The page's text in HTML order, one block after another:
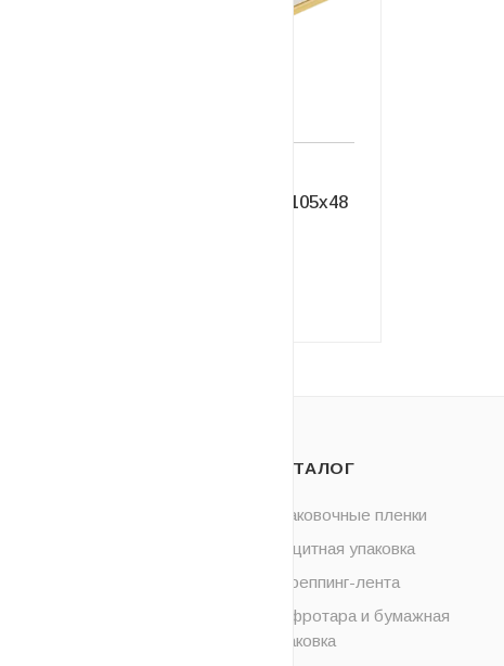
Этикетки самоклеящиеся 105х48
КАТАЛОГ
Упаковочные пленки
Защитная упаковка
Стреппинг-лента
Гофротара и бумажная
упаковка